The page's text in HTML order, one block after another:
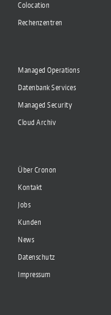
Colocation
Rechenzentren
Managed Operations
Datenbank Services
Managed Security
Cloud Archiv
Über Cronon
Kontakt
Jobs
Kunden
News
Datenschutz
Impressum